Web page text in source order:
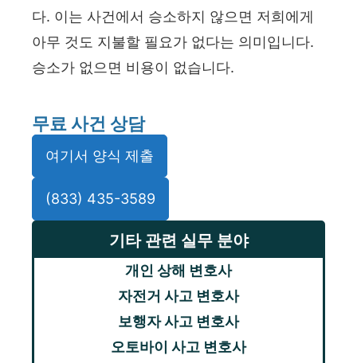
다. 이는 사건에서 승소하지 않으면 저희에게
아무 것도 지불할 필요가 없다는 의미입니다.
승소가 없으면 비용이 없습니다.
무료 사건 상담
여기서 양식 제출
(833) 435-3589
기타 관련 실무 분야
개인 상해 변호사
자전거 사고 변호사
보행자 사고 변호사
오토바이 사고 변호사